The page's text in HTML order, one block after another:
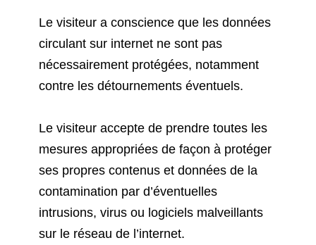
Le visiteur a conscience que les données
circulant sur internet ne sont pas
nécessairement protégées, notamment
contre les détournements éventuels.
Le visiteur accepte de prendre toutes les
mesures appropriées de façon à protéger
ses propres contenus et données de la
contamination par d’éventuelles
intrusions, virus ou logiciels malveillants
sur le réseau de l’internet.